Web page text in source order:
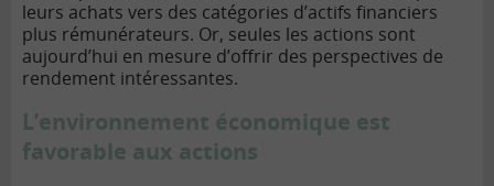
leurs achats vers des catégories d’actifs financiers
plus rémunérateurs. Or, seules les actions sont
aujourd’hui en mesure d’offrir des perspectives de
rendement intéressantes.
L’environnement économique est
favorable aux actions